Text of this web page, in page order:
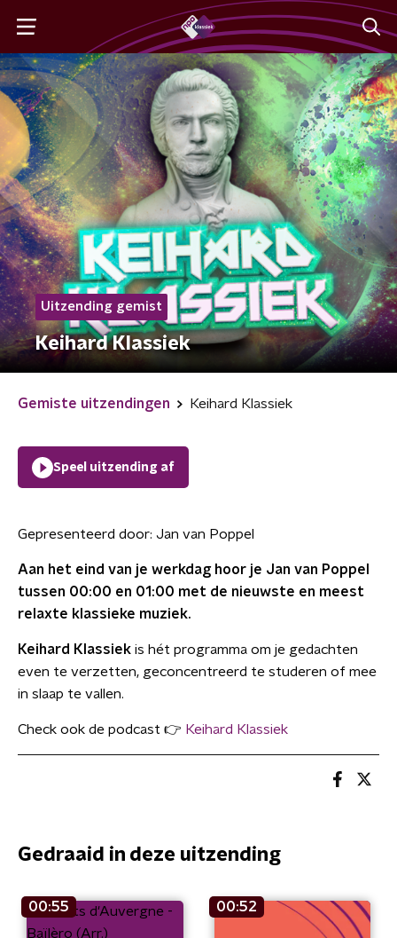
Uitzending gemist
Keihard Klassiek
Gemiste uitzendingen Keihard Klassiek
Speel uitzending af
Gepresenteerd door: Jan van Poppel
Aan het eind van je werkdag hoor je Jan van Poppel
tussen 00:00 en 01:00 met de nieuwste en meest
relaxte klassieke muziek.
Keihard Klassiek is hét programma om je gedachten
even te verzetten, geconcentreerd te studeren of mee
in slaap te vallen.
Check ook de podcast 👉 Keihard Klassiek
Gedraaid in deze uitzending
00:55 00:52